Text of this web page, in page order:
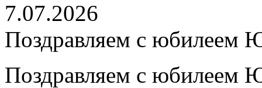
7.07.2026
Поздравляем с юбилеем
Поздравляем с юбилеем